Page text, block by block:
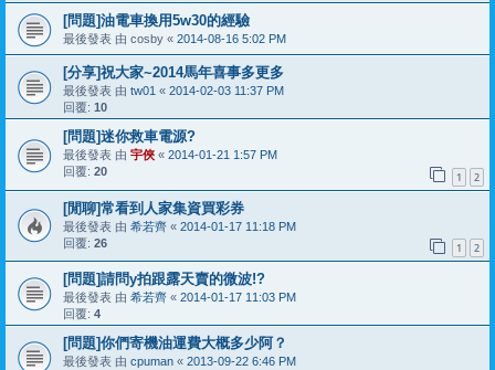
[問題]油電車換用5w30的經驗
最後發表 由 cosby « 2014-08-16 5:02 PM
[分享]祝大家~2014馬年喜事多更多
最後發表 由 tw01 « 2014-02-03 11:37 PM
回覆: 10
[問題]迷你救車電源?
最後發表 由 宇俠 « 2014-01-21 1:57 PM
回覆: 20 1 2
[閒聊]常看到人家集資買彩券
最後發表 由 希若齊 « 2014-01-17 11:18 PM
回覆: 26 1 2
[問題]請問y拍跟露天賣的微波!?
最後發表 由 希若齊 « 2014-01-17 11:03 PM
回覆: 4
[問題]你們寄機油運費大概多少阿？
最後發表 由 cpuman « 2013-09-22 6:46 PM